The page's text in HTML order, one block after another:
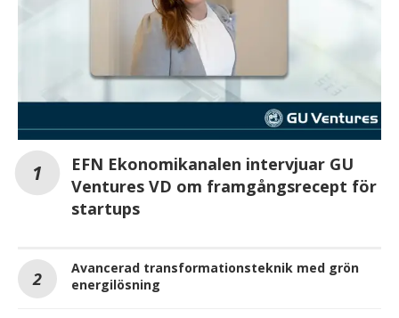
EFN Ekonomikanalen intervjuar GU
Ventures VD om framgångsrecept för
startups
Avancerad transformationsteknik med grön
energilösning